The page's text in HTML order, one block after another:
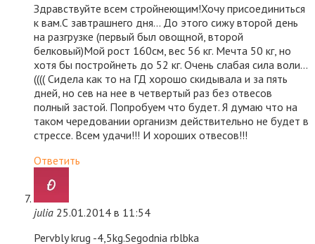
Здравствуйте всем стройнеющим!Хочу присоединиться
к вам.С завтрашнего дня… До этого сижу второй день
на разгрузке (первый был овощной, второй
белковый)Мой рост 160см, вес 56 кг. Мечта 50 кг, но
хотя бы постройнеть до 52 кг. Очень слабая сила воли…
(((( Сидела как то на ГД хорошо скидывала и за пять
дней, но сев на нее в четвертый раз без отвесов
полный застой. Попробуем что будет. Я думаю что на
таком чередовании организм действительно не будет в
стрессе. Всем удачи!!! И хороших отвесов!!!
Ответить
julia 25.01.2014 в 11:54
Pervbly krug -4,5kg.Segodnia rblbka